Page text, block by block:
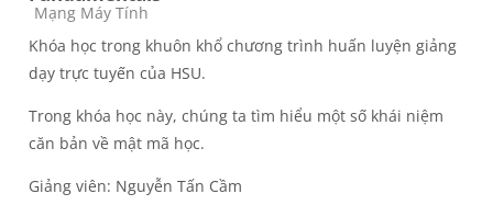
Course category
Mạng Máy Tính
Khóa học trong khuôn khổ chương trình huấn luyện giảng
dạy trực tuyến của HSU.
Trong khóa học này, chúng ta tìm hiểu một số khái niệm
căn bản về mật mã học.
Giảng viên: Nguyễn Tấn Cầm